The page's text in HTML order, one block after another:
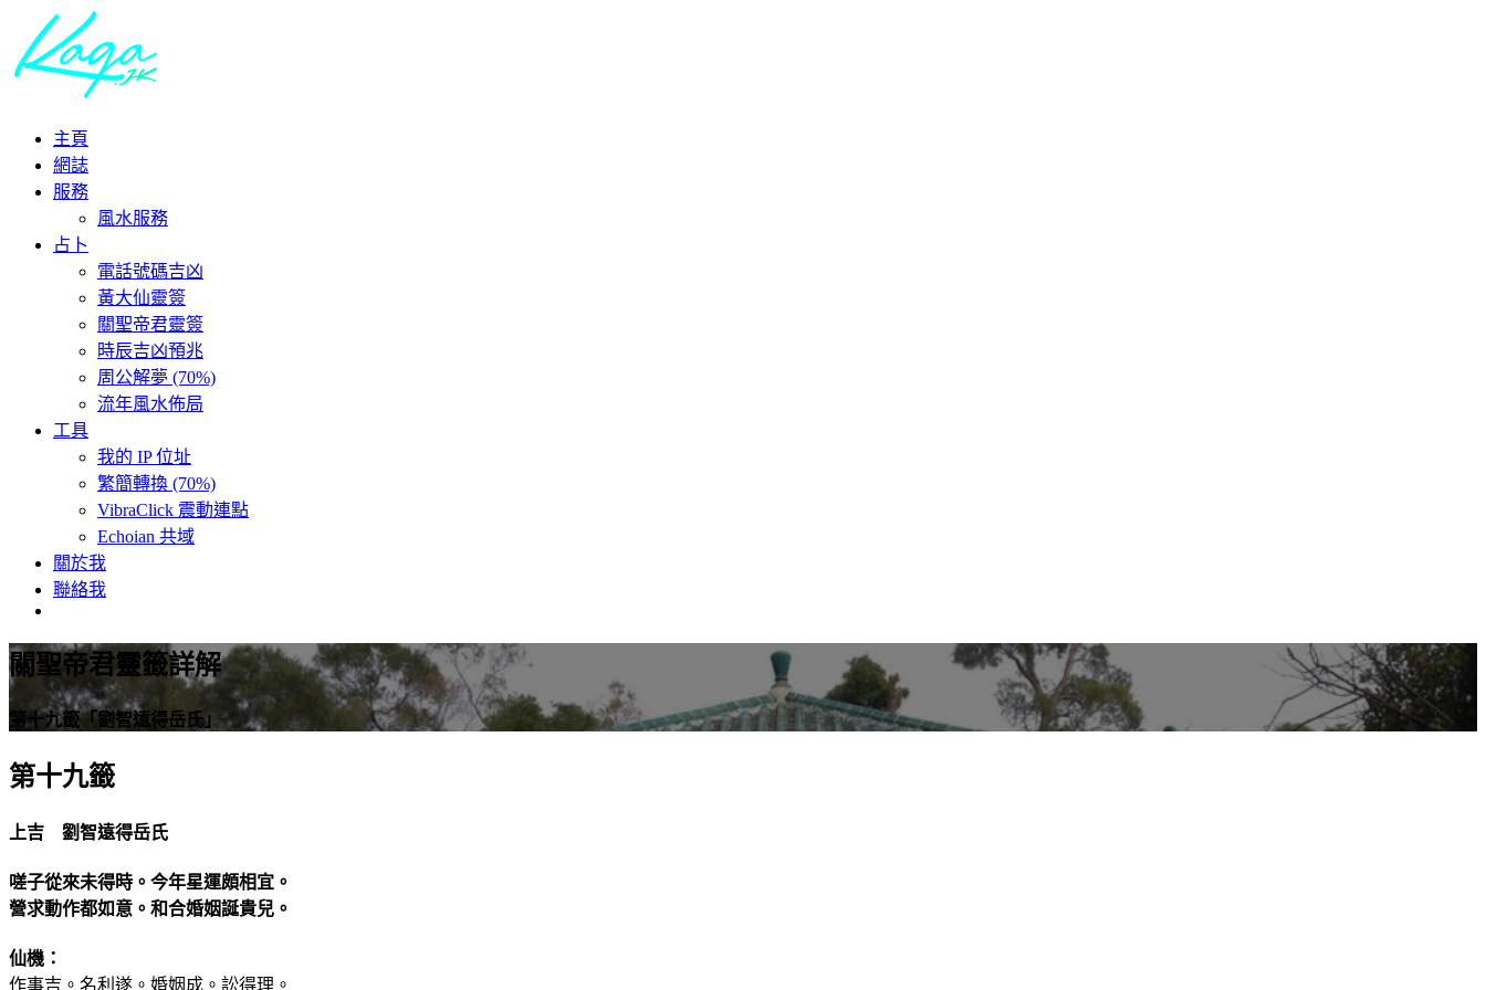
主頁
網誌
服務
風水服務
占卜
電話號碼吉凶
黃大仙靈簽
關聖帝君靈簽
時辰吉凶預兆
周公解夢 (70%)
流年風水佈局
工具
我的 IP 位址
繁簡轉換 (70%)
VibraClick 震動連點
Echoian 共域
關於我
聯絡我
關聖帝君靈籤詳解
第十九籤「劉智遠得岳氏」
第十九籤
上吉 劉智遠得岳氏
嗟子從來未得時。今年星運頗相宜。
營求動作都如意。和合婚姻誕貴兒。
仙機：
作事吉。名利遂。婚姻成。訟得理。